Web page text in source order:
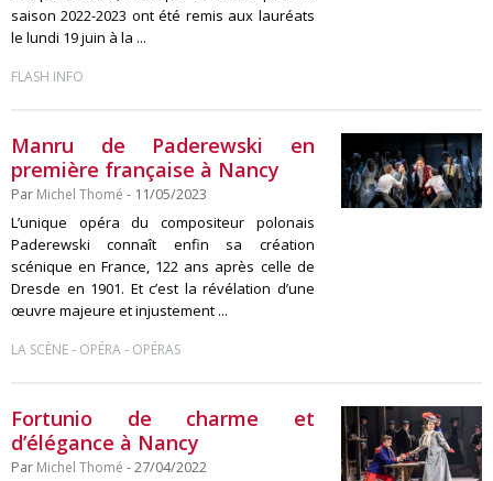
saison 2022-2023 ont été remis aux lauréats
le lundi 19 juin à la ...
FLASH INFO
Manru de Paderewski en
première française à Nancy
Par Michel Thomé - 11/05/2023
L’unique opéra du compositeur polonais
Paderewski connaît enfin sa création
scénique en France, 122 ans après celle de
Dresde en 1901. Et c’est la révélation d’une
œuvre majeure et injustement ...
LA SCÈNE- OPÉRA- OPÉRAS
Fortunio de charme et
d’élégance à Nancy
Par Michel Thomé - 27/04/2022